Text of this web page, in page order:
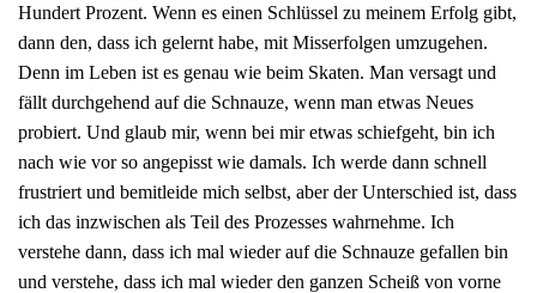
Hundert Prozent. Wenn es einen Schlüssel zu meinem Erfolg gibt,
dann den, dass ich gelernt habe, mit Misserfolgen umzugehen.
Denn im Leben ist es genau wie beim Skaten. Man versagt und
fällt durchgehend auf die Schnauze, wenn man etwas Neues
probiert. Und glaub mir, wenn bei mir etwas schiefgeht, bin ich
nach wie vor so angepisst wie damals. Ich werde dann schnell
frustriert und bemitleide mich selbst, aber der Unterschied ist, dass
ich das inzwischen als Teil des Prozesses wahrnehme. Ich
verstehe dann, dass ich mal wieder auf die Schnauze gefallen bin
und verstehe, dass ich mal wieder den ganzen Scheiß von vorne